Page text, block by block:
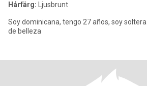
Hårfärg: Ljusbrunt
Soy dominicana, tengo 27 años, soy
de belleza